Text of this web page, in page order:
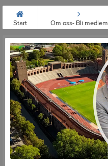
Start Om oss- Bli medlem